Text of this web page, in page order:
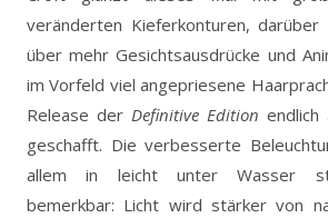
veränderten Kieferkonturen,
über mehr Gesichtsausdrücke und
im Vorfeld viel angepriesene
Release der Definitive Edition endlich
geschafft. Die verbesserte
allem in leicht unter Wasser
bemerkbar: Licht wird stärker von